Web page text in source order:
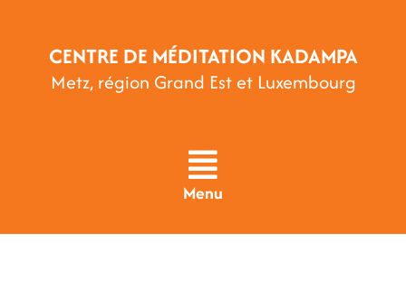
contenuCENTRE DE MÉDITATION KADAMPA
Metz, région Grand Est et Luxembourg
Menu